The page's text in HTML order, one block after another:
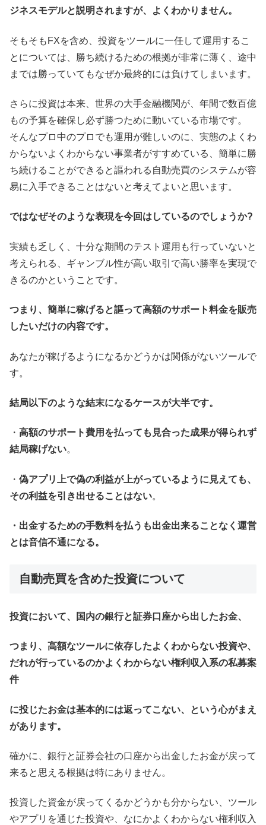
ジネスモデルと説明されますが、よくわかりません。
そもそもFXを含め、投資をツールに一任して運用するこ
とについては、勝ち続けるための根拠が非常に薄く、途中
までは勝っていてもなぜか最終的には負けてしまいます。
さらに投資は本来、世界の大手金融機関が、年間で数百億
もの予算を確保し必ず勝つために動いている市場です。
そんなプロ中のプロでも運用が難しいのに、実態のよくわ
からないよくわからない事業者がすすめている、簡単に勝
ち続けることができると謳われる自動売買のシステムが容
易に入手できることはないと考えてよいと思います。
ではなぜそのような表現を今回はしているのでしょうか?
実績も乏しく、十分な期間のテスト運用も行っていないと
考えられる、ギャンブル性が高い取引で高い勝率を実現で
きるのかということです。
つまり、簡単に稼げると謳って高額のサポート料金を販売
したいだけの内容です。
あなたが稼げるようになるかどうかは関係がないツールで
す。
結局以下のような結末になるケースが大半です。
・ 高額のサポート費用を払っても見合った成果が得られず
結局稼げない。
・ 偽アプリ上で偽の利益が上がっているように見えても、
その利益を引き出せることはない。
・出金するための手数料を払うも出金出来ることなく運営
とは音信不通になる。
自動売買を含めた投資について
投資において、国内の銀行と証券口座から出したお金、
つまり、高額なツールに依存したよくわからない投資や、
だれが行っているのかよくわからない権利収入系の私募案
件
に投じたお金は基本的には返ってこない、という心がまえ
があります。
確かに、銀行と証券会社の口座から出金したお金が戻って
来ると思える根拠は特にありません。
投資した資金が戻ってくるかどうかも分からない、ツール
やアプリを通じた投資や、なにかよくわからない権利収入